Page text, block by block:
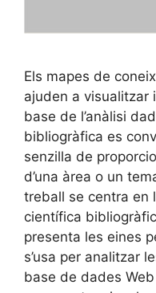
Els mapes de
ajuden a visualitzar
base de l’anàlisi
bibliogràfica es
senzilla de
d’una àrea o un
treball se centra en
científica
presenta les eines
s’usa per analitzar
base de dades